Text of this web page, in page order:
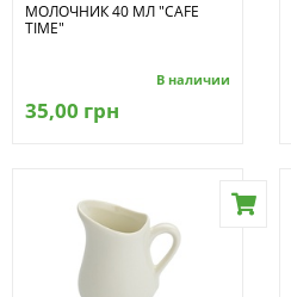
МОЛОЧНИК 40 МЛ "CAFE
TIME"
В наличии
35,00 грн